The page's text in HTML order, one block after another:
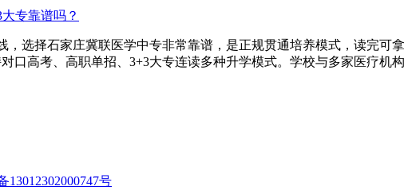
专靠谱吗？
，选择石家庄冀联医学中专非常靠谱，是正规贯通培养模式，读完
口高考、高职单招、3+3大专连读多种升学模式。学校与多家医疗机
13012302000747号